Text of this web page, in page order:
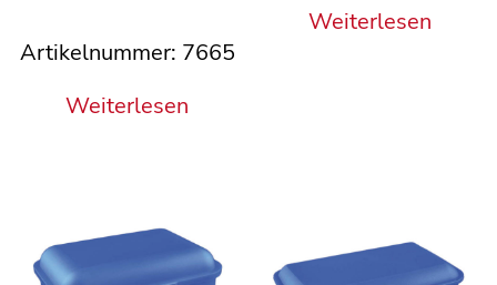
Weiterlesen
Artikelnummer: 7665
Weiterlesen